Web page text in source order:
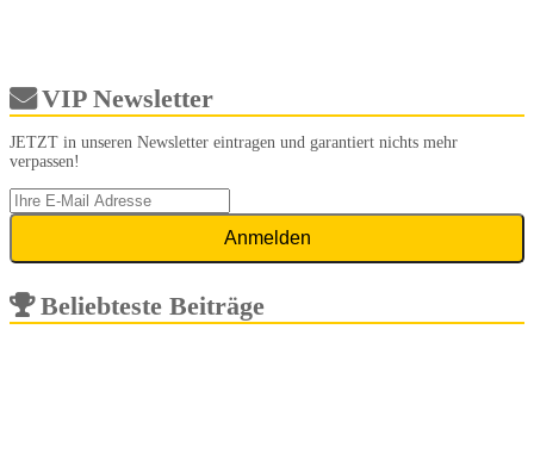
VIP Newsletter
JETZT in unseren Newsletter eintragen und garantiert nichts mehr
verpassen!
Beliebteste Beiträge